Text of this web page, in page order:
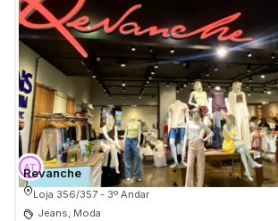
Revanche
Loja 356/357 - 3º Andar
Jeans, Moda